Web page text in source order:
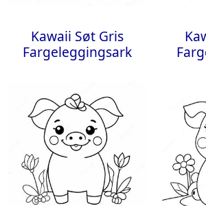
Kawaii Søt Gris
Fargeleggingsark